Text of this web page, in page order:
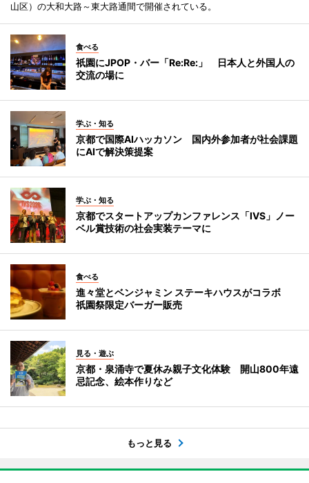
山区）の大和大路～東大路通間で開催されている。
食べる
祇園にJPOP・バー「Re:Re:」 日本人と外国人の
交流の場に
学ぶ・知る
京都で国際AIハッカソン 国内外参加者が社会課題
にAIで解決策提案
学ぶ・知る
京都でスタートアップカンファレンス「IVS」ノー
ベル賞技術の社会実装テーマに
食べる
進々堂とベンジャミン ステーキハウスがコラボ
祇園祭限定バーガー販売
見る・遊ぶ
京都・泉涌寺で夏休み親子文化体験 開山800年遠
忌記念、絵本作りなど
もっと見る